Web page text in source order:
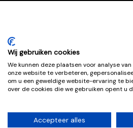
Download nu gratis e-books en
Gratis
Wij gebruiken cookies
We kunnen deze plaatsen voor analyse
onze website te verbeteren,
om u een geweldige website-ervaring te
over de cookies die we gebruiken opent u
Accepteer alles